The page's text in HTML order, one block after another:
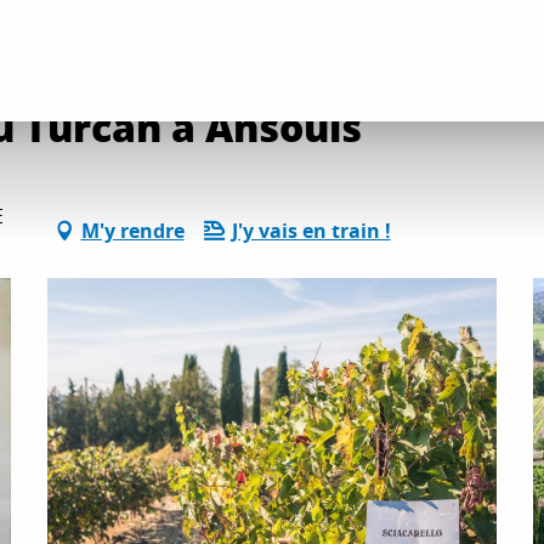
Turcan à Ansouis
M'y rendre J'y vais en train !